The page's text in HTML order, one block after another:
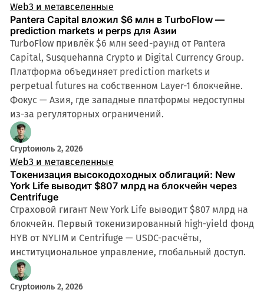
Web3 и метавселенные
Pantera Capital вложил $6 млн в TurboFlow —
prediction markets и perps для Азии
TurboFlow привлёк $6 млн seed-раунд от Pantera
Capital, Susquehanna Crypto и Digital Currency Group.
Платформа объединяет prediction markets и
perpetual futures на собственном Layer-1 блокчейне.
Фокус — Азия, где западные платформы недоступны
из-за регуляторных ограничений.
Cryptoиюль 2, 2026
Web3 и метавселенные
Токенизация высокодоходных облигаций: New
York Life выводит $807 млрд на блокчейн через
Centrifuge
Страховой гигант New York Life выводит $807 млрд на
блокчейн. Первый токенизированный high-yield фонд
HYB от NYLIM и Centrifuge — USDC-расчёты,
институциональное управление, глобальный доступ.
Cryptoиюль 2, 2026